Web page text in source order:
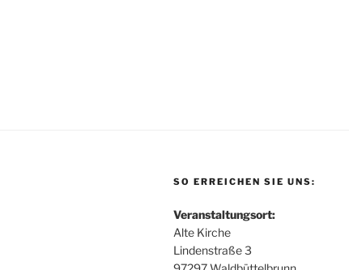
SO ERREICHEN SIE UNS:
Veranstaltungsort:
Alte Kirche
Lindenstraße 3